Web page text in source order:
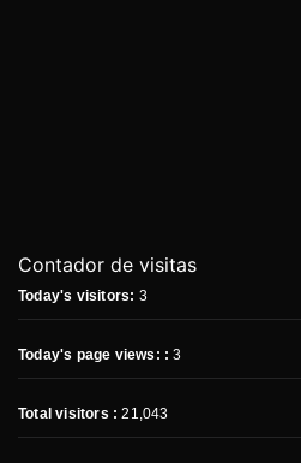
Contador de visitas
Today's visitors: 3
Today's page views: :3
Total visitors :21,043